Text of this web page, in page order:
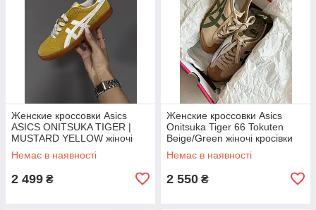
Женские кроссовки Asics
ASICS ONITSUKA TIGER |
MUSTARD YELLOW жіночі
кросівки Asics
Немає в наявності
2 499 ₴
Женские кроссовки Asics
Onitsuka Tiger 66 Tokuten
Beige/Green жіночі кросівки
Asics
Немає в наявності
2 550 ₴